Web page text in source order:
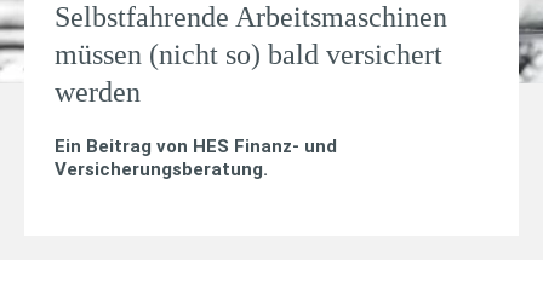
Selbstfahrende Arbeitsmaschinen
müssen (nicht so) bald versichert
werden
Ein Beitrag von HES Finanz- und
Versicherungsberatung.